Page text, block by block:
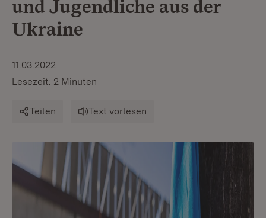
und Jugendliche aus der
Ukraine
11.03.2022
Lesezeit: 2 Minuten
Teilen Text vorlesen